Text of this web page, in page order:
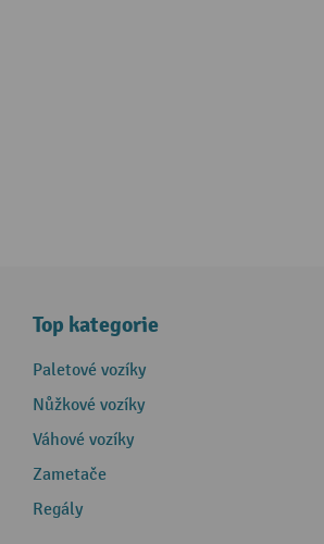
Top kategorie
Paletové vozíky
Nůžkové vozíky
Váhové vozíky
Zametače
Regály